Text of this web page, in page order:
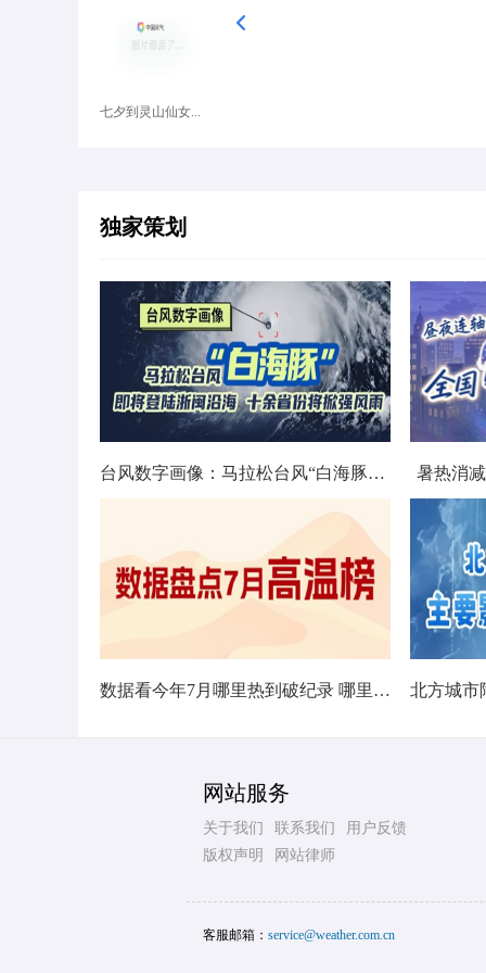
七夕到灵山仙女...
独家策划
台风数字画像：马拉松台风“白海豚”将影响十余省份 暑热消
数据看今年7月哪里热到破纪录 哪里暑热连轴转
网站服务
关于我们 联系我们
用户反馈
版权声明
网站律师
客服邮箱： service@weather.com.cn